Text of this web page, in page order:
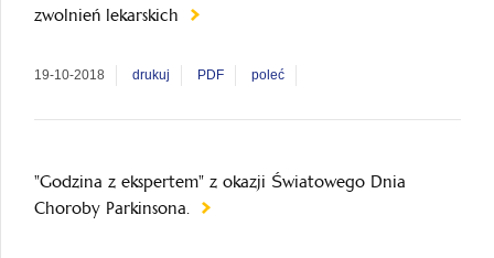
zwolnień lekarskich
19-10-2018 drukuj PDF poleć
"Godzina z ekspertem" z okazji Światowego Dnia
Choroby Parkinsona.